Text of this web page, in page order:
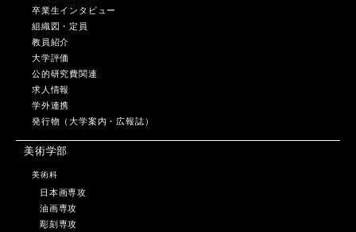
卒業生インタビュー
組織図・定員
教員紹介
大学評価
公的研究費関連
求人情報
学外連携
発行物（大学案内・広報誌）
美術学部
美術科
日本画専攻
油画専攻
彫刻専攻